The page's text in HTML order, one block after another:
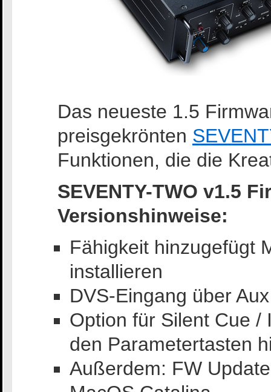
Das neueste 1.5
preisgekrönten
Funktionen, die die
SEVENTY-TWO v1.5
Versionshinweise:
Fähigkeit hinzugefügt
installieren
DVS-Eingang über
Option für Silent Cue /
den Parametertasten
Außerdem: FW